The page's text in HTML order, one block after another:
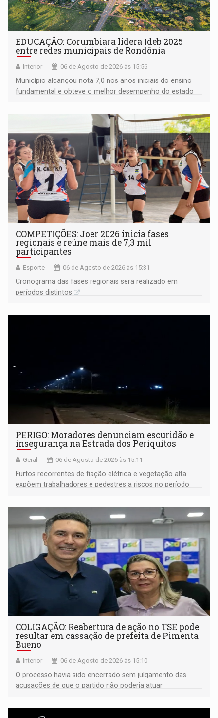
EDUCAÇÃO: Corumbiara lidera Ideb 2025
entre redes municipais de Rondônia
Interior 06 de Agosto de 2026 às 15:56
Município alcançou nota 7,0 nos anos iniciais do ensino
fundamental e obteve o melhor desempenho do estado
COMPETIÇÕES: Joer 2026 inicia fases
regionais e reúne mais de 7,3 mil
participantes
Esporte 06 de Agosto de 2026 às 15:31
Cronograma das fases regionais será realizado em
períodos distintos
PERIGO: Moradores denunciam escuridão e
insegurança na Estrada dos Periquitos
Geral 06 de Agosto de 2026 às 15:11
Furtos recorrentes de fiação elétrica e vegetação alta
expõem trabalhadores e pedestres a riscos no período
COLIGAÇÃO: Reabertura de ação no TSE pode
resultar em cassação de prefeita de Pimenta
Bueno
Interior 06 de Agosto de 2026 às 15:10
O processo havia sido encerrado sem julgamento das
acusações de que o partido não poderia atuar